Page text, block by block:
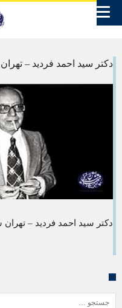
دکتر سید احمد فردید –
دکتر سید احمد فردید –
جستجو برای: